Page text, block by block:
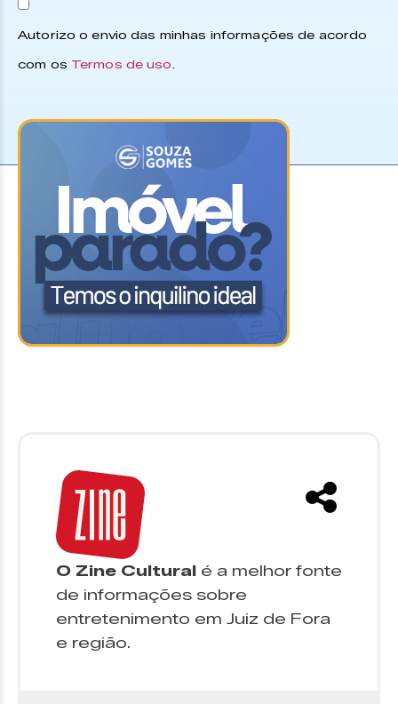
Autorizo o envio das minhas informações de acordo
com os Termos de uso.
O Zine Cultural é a melhor fonte
de informações sobre
entretenimento em Juiz de Fora
e região.